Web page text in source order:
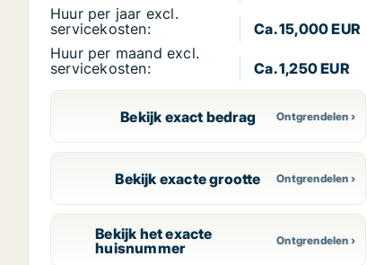
Huur per jaar excl.
servicekosten:
Ca. 15,000 EUR
Huur per maand excl.
servicekosten:
Ca. 1,250 EUR
Bekijk exact bedrag
Bekijk exacte grootte
Bekijk het exacte
huisnummer